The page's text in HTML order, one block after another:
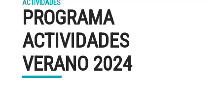
ACTIVIDADES
PROGRAMA
ACTIVIDADES
VERANO 2024